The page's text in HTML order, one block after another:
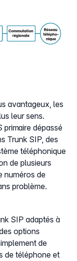
avantageux, les
leur sens.
dépassé
Trunk SIP, des
téléphonique
de plusieurs
numéros de
problème.
SIP adaptés à
options
de
de téléphone et